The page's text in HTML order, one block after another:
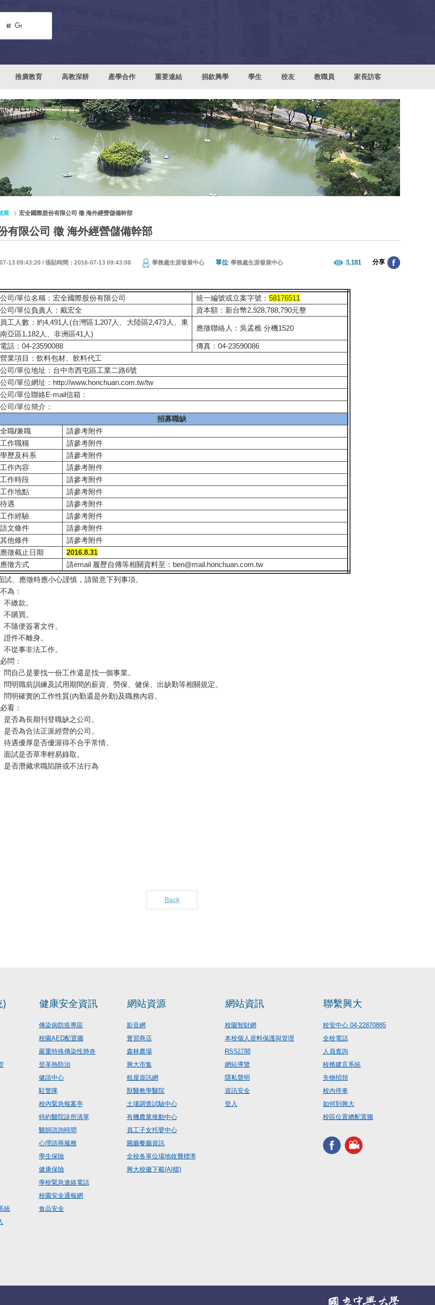
推廣教育 高教深耕 產學合作 重要連結 捐款興學 學生 校友 教職員 家長訪客
業 宏全國際股份有限公司 徵 海外經營儲備幹部
有限公司 徵 海外經營儲備幹部
13 09:43:20 / 張貼時間：2016-07-13 09:43:08 學務處生涯發展中心 單位 學務處生涯發展中心 3,181 分享
公司/單位名稱：宏全國際股份有限公司 統一編號或立案字號： 58176511
公司/單位負責人：戴宏全
資本額：新台幣2,928,788,790元整
員工人數：約4,491人(台灣區1,207人、大陸區2,473人、東
南亞區1,182人、非洲區41人)
應徵聯絡人：吳孟樵 分機1520
電話：04-23590088
傳真：04-23590086
營業項目：飲料包材、飲料代工
公司/單位地址：台中市西屯區工業二路6號
公司/單位網址：http://www.honchuan.com.tw/tw
公司/單位聯絡E-mail信箱：
公司/單位簡介：
招募職缺
全職/兼職
請參考附件
工作職稱
請參考附件
學歷及科系
請參考附件
工作內容
請參考附件
工作時段
請參考附件
工作地點
請參考附件
待遇
請參考附件
工作經驗
請參考附件
語文條件
請參考附件
其他條件
請參考附件
應徵截止日期
2016.8.31
應徵方式
請email 履歷自傳等相關資料至：ben@mail.honchuan.com.tw
試、應徵時應小心謹慎，請留意下列事項。
為：
不繳款。
不購買。
不隨便簽署文件。
證件不離身。
不從事非法工作。
問：
問自己是要找一份工作還是找一個事業。
問明職前訓練及試用期間的薪資、勞保、健保、出缺勤等相關規定。
問明確實的工作性質(內勤還是外勤)及職務內容。
看：
是否為長期刊登職缺之公司。
是否為合法正派經營的公司。
待遇優厚是否優渥得不合乎常情。
面試是否草率輕易錄取。
是否潛藏求職陷阱或不法行為
Back
)
統
健康安全資訊
傳染病防疫專區
校園AED配置圖
嚴重特殊傳染性肺炎
登革熱防治
健諮中心
駐警隊
校內緊急報案亭
特約醫院診所清單
醫師諮詢時間
心理諮商服務
學生保險
健康保險
學校緊急連絡電話
校園安全通報網
食品安全
網站資源
影音網
實習商店
森林農場
興大市集
租屋資訊網
獸醫教學醫院
土壤調查試驗中心
有機農業推動中心
員工子女托嬰中心
圓廳餐廳資訊
全校各單位場地收費標準
興大校徽下載(AI檔)
網站資訊
校園智財網
本校個人資料保護與管理
RSS訂閱
網站導覽
隱私聲明
資訊安全
登入
聯繫興大
校安中心 04-22870885
全校電話
人員查詢
校務建言系統
失物招領
校內停車
如何到興大
校區位置總配置圖